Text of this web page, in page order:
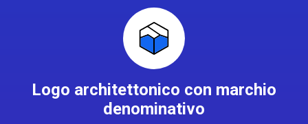
Logo architettonico con marchio
denominativo